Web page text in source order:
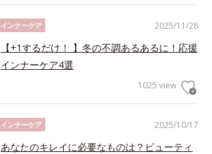
2025/11/28
インナーケア
【+1するだけ！ 】冬の不調あるあるに！応援
インナーケア4選
1025 view
2025/10/17
インナーケア
あなたのキレイに必要なものは？ビューティ